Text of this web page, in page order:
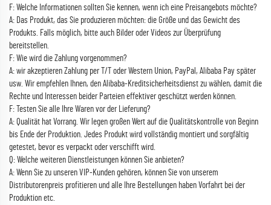
F: Welche Informationen sollten Sie kennen, wenn ich eine Preisangebots möchte?
A: Das Produkt, das Sie produzieren möchten: die Größe und das Gewicht des
Produkts. Falls möglich, bitte auch Bilder oder Videos zur Überprüfung
bereitstellen.
F: Wie wird die Zahlung vorgenommen?
A: wir akzeptieren Zahlung per T/T oder Western Union, PayPal, Alibaba Pay später
usw. Wir empfehlen Ihnen, den Alibaba-Kreditsicherheitsdienst zu wählen, damit die
Rechte und Interessen beider Parteien effektiver geschützt werden können.
F: Testen Sie alle Ihre Waren vor der Lieferung?
A: Qualität hat Vorrang. Wir legen großen Wert auf die Qualitätskontrolle von Beginn
bis Ende der Produktion. Jedes Produkt wird vollständig montiert und sorgfältig
getestet, bevor es verpackt oder verschifft wird.
Q: Welche weiteren Dienstleistungen können Sie anbieten?
A: Wenn Sie zu unseren VIP-Kunden gehören, können Sie von unserem
Distributorenpreis profitieren und alle Ihre Bestellungen haben Vorfahrt bei der
Produktion etc.